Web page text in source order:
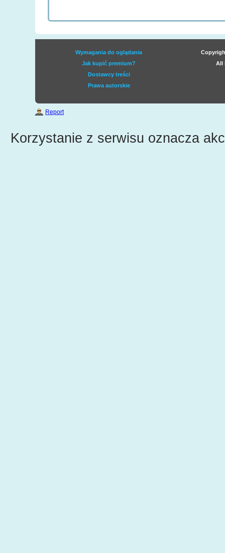
Wymagania do oglądania
Jak kupić premium?
Dostawcy treści
Prawa autorskie
All
Report
Korzystanie z serwisu oznacza